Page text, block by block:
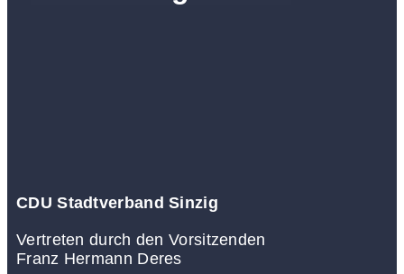
CDU Stadtverband Sinzig
Vertreten durch den Vorsitzenden
Franz Hermann Deres